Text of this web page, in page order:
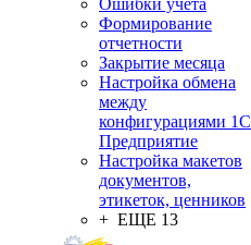
Ошибки учета
Формирование
отчетности
Закрытие месяца
Настройка обмена
между
конфигурациями 1С
Предприятие
Настройка макетов
документов,
этикеток, ценников
+ ЕЩЕ 13